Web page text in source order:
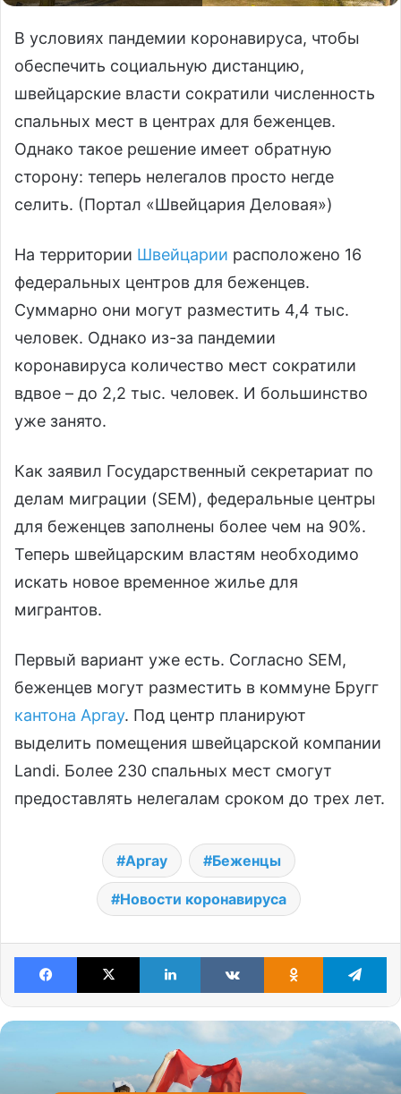
В условиях пандемии коронавируса, чтобы
обеспечить социальную дистанцию,
швейцарские власти сократили численность
спальных мест в центрах для беженцев.
Однако такое решение имеет обратную
сторону: теперь нелегалов просто негде
селить. (Портал «Швейцария Деловая»)
На территории Швейцарии расположено 16
федеральных центров для беженцев.
Суммарно они могут разместить 4,4 тыс.
человек. Однако из-за пандемии
коронавируса количество мест сократили
вдвое – до 2,2 тыс. человек. И большинство
уже занято.
Как заявил Государственный секретариат по
делам миграции (SEM), федеральные центры
для беженцев заполнены более чем на 90%.
Теперь швейцарским властям необходимо
искать новое временное жилье для
мигрантов.
Первый вариант уже есть. Согласно SEM,
беженцев могут разместить в коммуне Бругг
кантона Аргау. Под центр планируют
выделить помещения швейцарской компании
Landi. Более 230 спальных мест смогут
предоставлять нелегалам сроком до трех лет.
Аргау Беженцы
Новости коронавируса
Facebook X LinkedIn VKontakteOdnoklassniki